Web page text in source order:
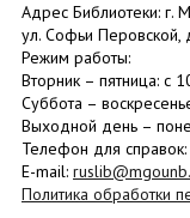
Адрес Библиотеки: г.
ул. Софьи Перовской,
Режим работы:
Вторник – пятница: с
Суббота – в
Выходной день –
Телефон для справок:
E-mail:
Политика обработки